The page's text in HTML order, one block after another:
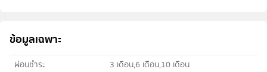
ข้อมูลเฉพาะ
ผ่อนชำระ
3 เดือน,6 เดือน,10 เดือน